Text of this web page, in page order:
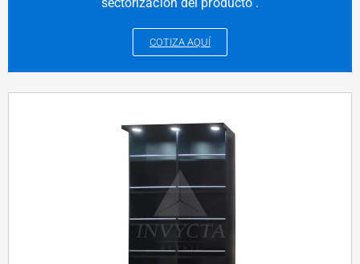
COTIZA AQUÍ